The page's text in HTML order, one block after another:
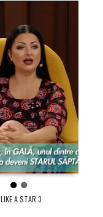
1 2
LIKE A STAR 3